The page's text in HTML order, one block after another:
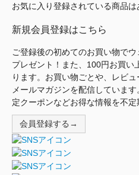
お気に入り登録されている商品は
新規会員登録はこちら
ご登録後の初めてのお買い物で
プレゼント！また、100円お買い
ります。お買い物ごとや、レビ
メールマガジンを配信していま
定クーポンなどお得な情報を不定
会員登録する→